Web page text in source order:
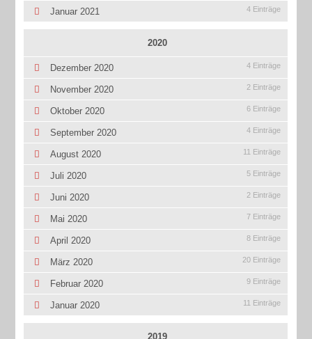
Januar 2021 4 Einträge
2020
Dezember 2020 4 Einträge
November 2020 2 Einträge
Oktober 2020 6 Einträge
September 2020 4 Einträge
August 2020 11 Einträge
Juli 2020 5 Einträge
Juni 2020 2 Einträge
Mai 2020 7 Einträge
April 2020 8 Einträge
März 2020 20 Einträge
Februar 2020 9 Einträge
Januar 2020 11 Einträge
2019